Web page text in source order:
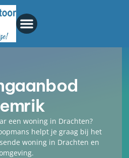
een woning in Drachten?
helpt je graag bij het
woning in Drachten en